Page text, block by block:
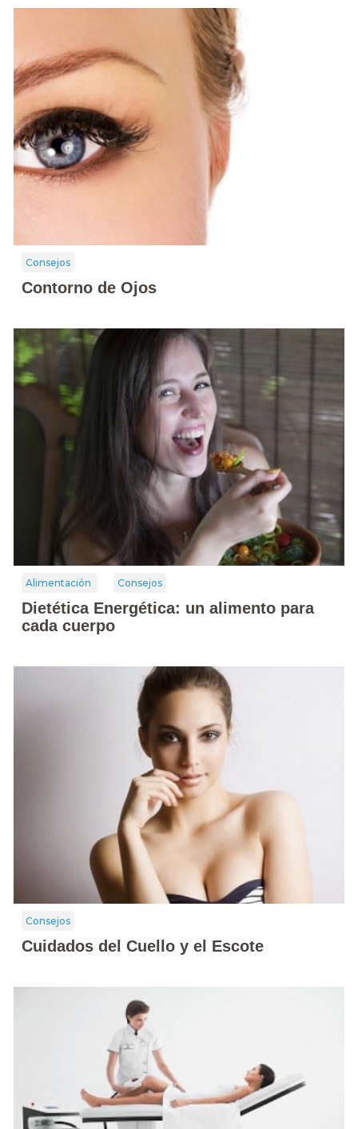
Consejos
Contorno de Ojos
Alimentación Consejos
Dietética Energética: un alimento para
cada cuerpo
Consejos
Cuidados del Cuello y el Escote